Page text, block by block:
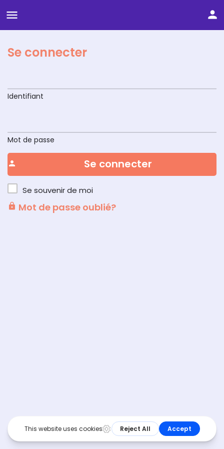
Se connecter
Identifiant
Mot de passe
Se connecter
Se souvenir de moi
Mot de passe oublié?